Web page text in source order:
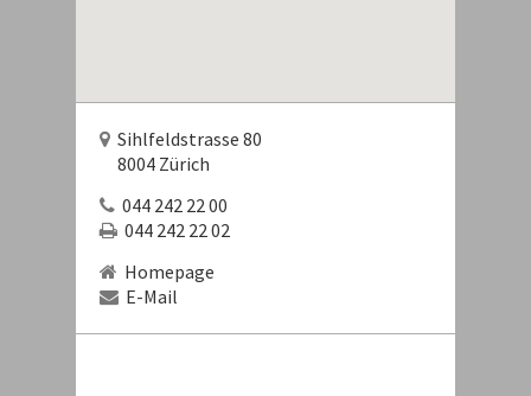
Sihlfeldstrasse 80
8004 Zürich
044 242 22 00
044 242 22 02
Homepage
E-Mail